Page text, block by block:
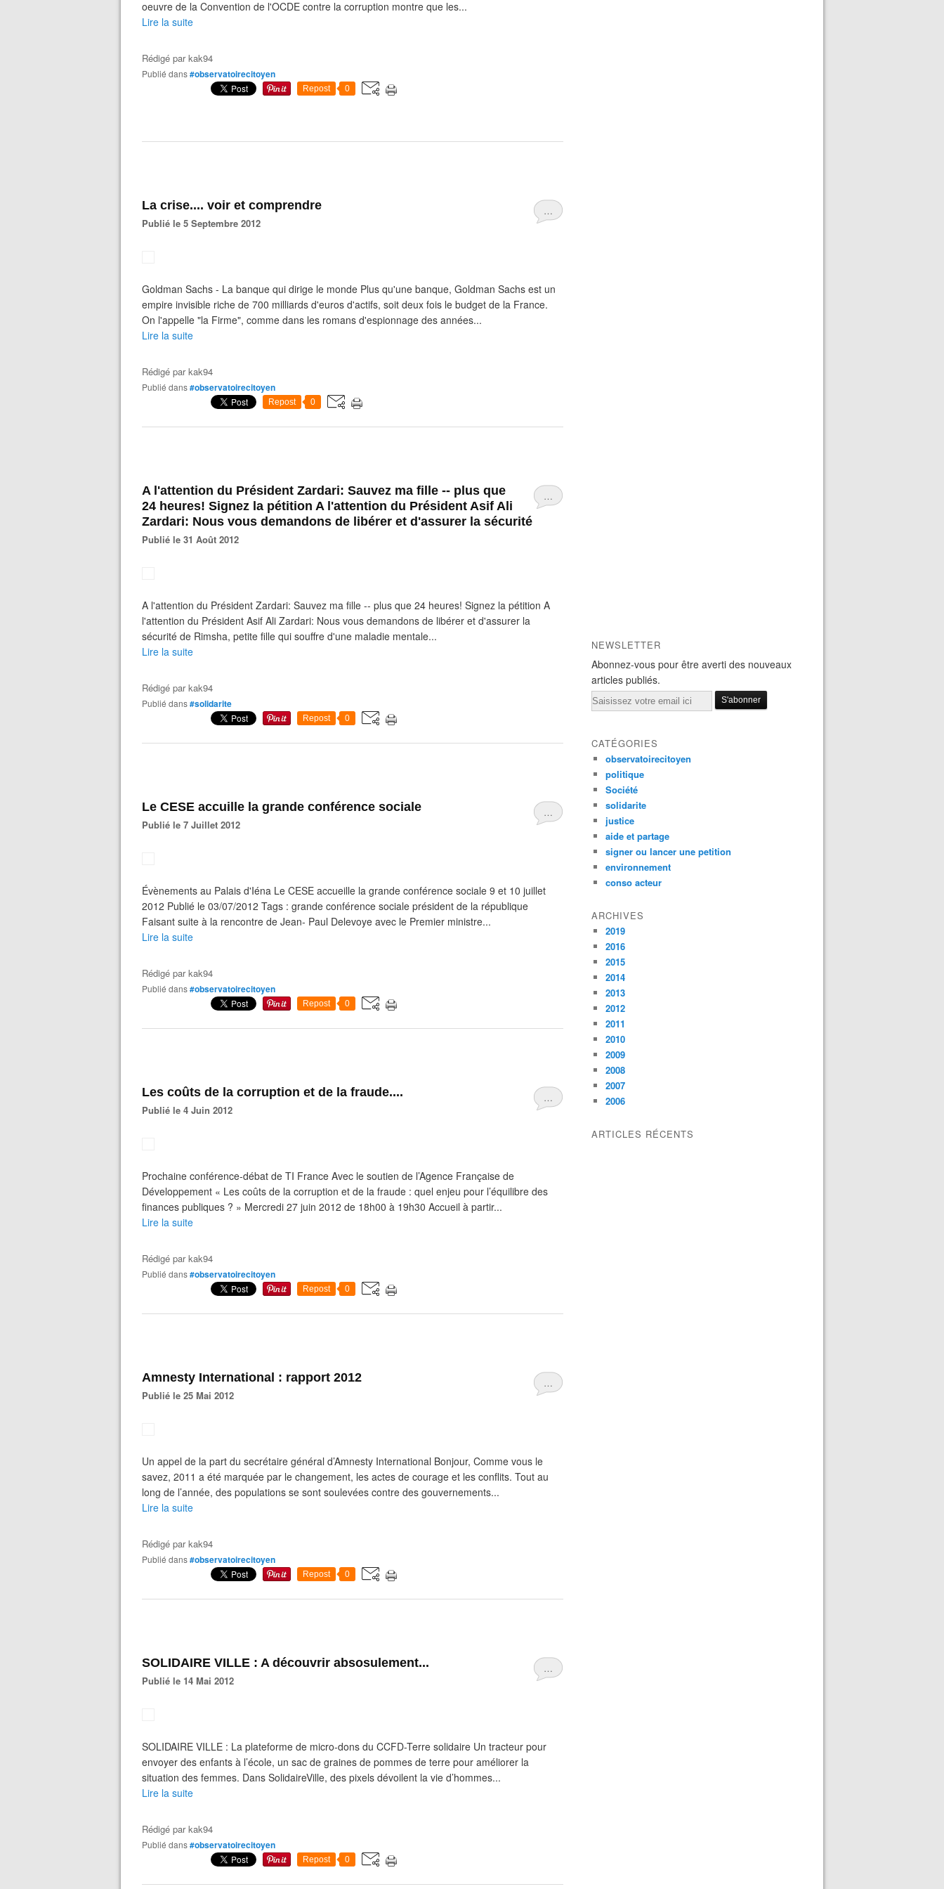
oeuvre de la Convention de l'OCDE contre la corruption montre que les...
Lire la suite
Rédigé parkak94
Publié dans#observatoirecitoyen
Repost 0
…
La crise.... voir et comprendre
Publié le 5 Septembre 2012
Goldman Sachs - La banque qui dirige le monde Plus qu'une banque, Goldman Sachs est un
empire invisible riche de 700 milliards d'euros d'actifs, soit deux fois le budget de la France.
On l'appelle "la Firme", comme dans les romans d'espionnage des années...
Lire la suite
Rédigé parkak94
Publié dans#observatoirecitoyen
Repost 0
…
A l'attention du Président Zardari: Sauvez ma fille -- plus que
24 heures! Signez la pétition A l'attention du Président Asif Ali
Zardari: Nous vous demandons de libérer et d'assurer la sécurité
Publié le 31 Août 2012
A l'attention du Président Zardari: Sauvez ma fille -- plus que 24 heures! Signez la pétition A
l'attention du Président Asif Ali Zardari: Nous vous demandons de libérer et d'assurer la
sécurité de Rimsha, petite fille qui souffre d'une maladie mentale...
Lire la suite
Rédigé parkak94
Publié dans#solidarite
Repost 0
…
Le CESE accuille la grande conférence sociale
Publié le 7 Juillet 2012
Évènements au Palais d'Iéna Le CESE accueille la grande conférence sociale 9 et 10 juillet
2012 Publié le 03/07/2012 Tags : grande conférence sociale président de la république
Faisant suite à la rencontre de Jean- Paul Delevoye avec le Premier ministre...
Lire la suite
Rédigé parkak94
Publié dans#observatoirecitoyen
Repost 0
…
Les coûts de la corruption et de la fraude....
Publié le 4 Juin 2012
Prochaine conférence-débat de TI France Avec le soutien de l’Agence Française de
Développement « Les coûts de la corruption et de la fraude : quel enjeu pour l’équilibre des
finances publiques ? » Mercredi 27 juin 2012 de 18h00 à 19h30 Accueil à partir...
Lire la suite
Rédigé parkak94
Publié dans#observatoirecitoyen
Repost 0
…
Amnesty International : rapport 2012
Publié le 25 Mai 2012
Un appel de la part du secrétaire général d’Amnesty International Bonjour, Comme vous le
savez, 2011 a été marquée par le changement, les actes de courage et les conflits. Tout au
long de l’année, des populations se sont soulevées contre des gouvernements...
Lire la suite
Rédigé parkak94
Publié dans#observatoirecitoyen
Repost 0
…
SOLIDAIRE VILLE : A découvrir absosulement...
Publié le 14 Mai 2012
SOLIDAIRE VILLE : La plateforme de micro-dons du CCFD-Terre solidaire Un tracteur pour
envoyer des enfants à l’école, un sac de graines de pommes de terre pour améliorer la
situation des femmes. Dans SolidaireVille, des pixels dévoilent la vie d’hommes...
Lire la suite
Rédigé parkak94
Publié dans#observatoirecitoyen
Repost 0
NEWSLETTER
Abonnez-vous pour être averti des nouveaux
articles publiés.
Email
CATÉGORIES
observatoirecitoyen
politique
Société
solidarite
justice
aide et partage
signer ou lancer une petition
environnement
conso acteur
ARCHIVES
2019
2016
2015
2014
2013
2012
2011
2010
2009
2008
2007
2006
ARTICLES RÉCENTS